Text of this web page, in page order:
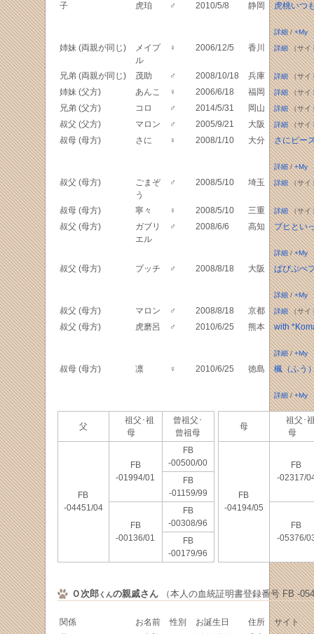
子 虎珀 ♂ 2010/5/8 静岡 虎桃いつ
詳細/+My
姉妹 (両親が同じ)
メイプ
ル
♀ 2006/12/5 香川 詳細（サイ
兄弟 (両親が同じ) 茂助 ♂ 2008/10/18 兵庫 詳細（サイ
姉妹 (父方) あんこ ♀ 2006/6/18 福岡 詳細（サイ
兄弟 (父方) コロ ♂ 2014/5/31 岡山 詳細（サイ
叔父 (父方) マロン ♂ 2005/9/21 大阪 詳細（サイ
叔母 (母方) さに ♀ 2008/1/10 大分 さにピー
詳細/+My
叔父 (母方)
ごまぞ
う
♂ 2008/5/10 埼玉 詳細（サイ
叔母 (母方) 寧々 ♀ 2008/5/10 三重 詳細（サイ
叔父 (母方)
ガブリ
エル
♂ 2008/6/6 高知 ブヒとい
詳細/+My
叔父 (母方) プッチ ♂ 2008/8/18 大阪 ぱぴぷぺ
詳細/+My
叔父 (母方) マロン ♂ 2008/8/18 京都 詳細（サイ
叔父 (母方) 虎磨呂 ♂ 2010/6/25 熊本 with
詳細/+My
叔母 (母方) 凛 ♀ 2010/6/25 徳島 楓（ふう
詳細/+My
父
祖父･祖
母
曾祖父･
曾祖母
FB
-04451/04
FB
-01994/01
FB
-00500/00
FB
-01159/99
FB
-00136/01
FB
-00308/96
FB
-00179/96
母
祖父･
母
FB
-04194/05
FB
-02317/
FB
-05376/
Ｏ次郎くんの親戚さん（本人の血統証明書登録番号 FB -
関係 お名前 性別 お誕生日 住所
サイト